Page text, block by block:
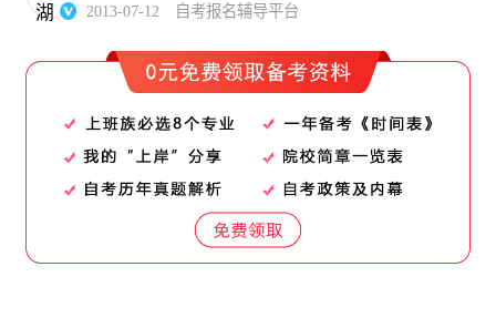
2013-07-12 自考报名辅导平台